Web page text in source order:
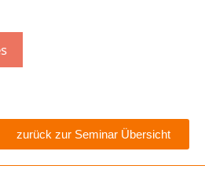
zurück zur Seminar Übersicht